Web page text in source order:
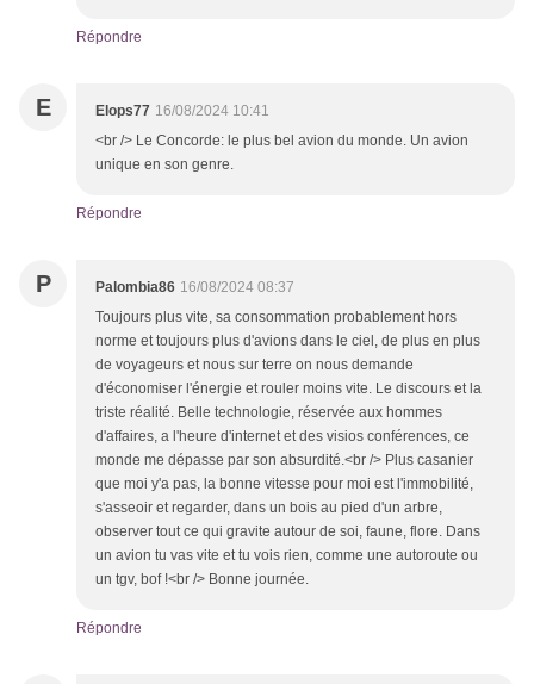
Répondre
E Elops77 16/08/2024 10:41
<br /> Le Concorde: le plus bel avion du monde. Un avion
unique en son genre.
Répondre
P Palombia86 16/08/2024 08:37
Toujours plus vite, sa consommation probablement hors
norme et toujours plus d'avions dans le ciel, de plus en plus
de voyageurs et nous sur terre on nous demande
d'économiser l'énergie et rouler moins vite. Le discours et la
triste réalité. Belle technologie, réservée aux hommes
d'affaires, a l'heure d'internet et des visios conférences, ce
monde me dépasse par son absurdité.<br /> Plus casanier
que moi y'a pas, la bonne vitesse pour moi est l'immobilité,
s'asseoir et regarder, dans un bois au pied d'un arbre,
observer tout ce qui gravite autour de soi, faune, flore. Dans
un avion tu vas vite et tu vois rien, comme une autoroute ou
un tgv, bof !<br /> Bonne journée.
Répondre